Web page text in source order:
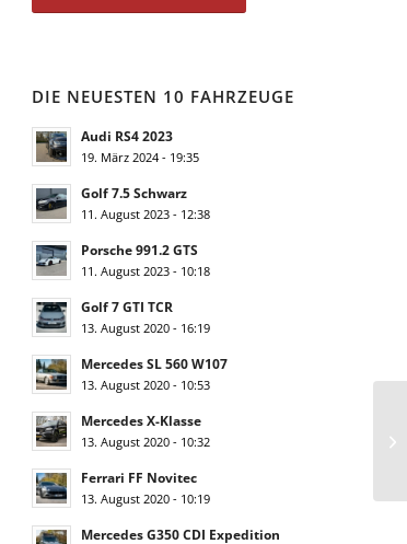
DIE NEUESTEN 10 FAHRZEUGE
Audi RS4 2023
19. März 2024 - 19:35
Golf 7.5 Schwarz
11. August 2023 - 12:38
Porsche 991.2 GTS
11. August 2023 - 10:18
Golf 7 GTI TCR
13. August 2020 - 16:19
Mercedes SL 560 W107
13. August 2020 - 10:53
Mercedes X-Klasse
13. August 2020 - 10:32
Ferrari FF Novitec
13. August 2020 - 10:19
Mercedes G350 CDI Expedition